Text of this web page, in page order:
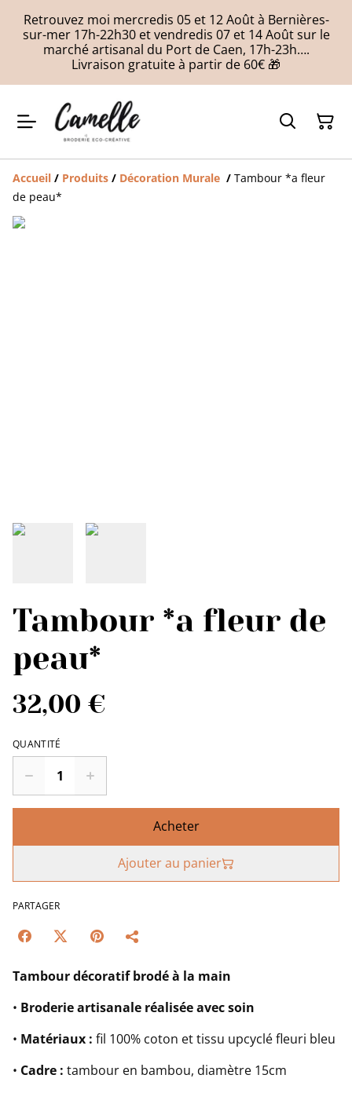
Retrouvez moi mercredis 05 et 12 Août à Bernières-
sur-mer 17h-22h30 et vendredis 07 et 14 Août sur le
marché artisanal du Port de Caen, 17h-23h….
Livraison gratuite à partir de 60€ 🎁
Accueil / Produits / Décoration Murale / Tambour *a fleur
de peau*
Tambour *a fleur de
peau*
32,00 €
QUANTITÉ
Acheter
Ajouter au panier
PARTAGER
Tambour décoratif brodé à la main
• Broderie artisanale réalisée avec soin
• Matériaux : fil 100% coton et tissu upcyclé fleuri bleu
• Cadre : tambour en bambou, diamètre 15cm